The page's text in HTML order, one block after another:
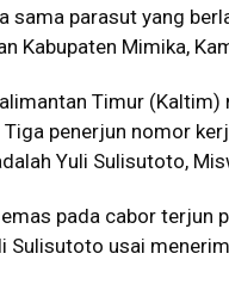
sama parasut yang
Kabupaten Mimika,
Timur (Kaltim)
penerjun nomor
Yuli Sulisutoto,
pada cabor terjun
Sulisutoto usai